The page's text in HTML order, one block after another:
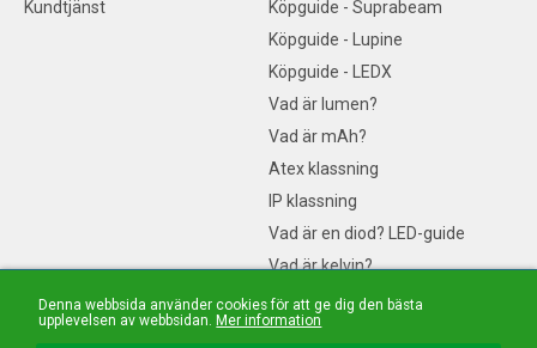
Denna webbsida använder cookies för att ge dig den bästa
upplevelsen av webbsidan.Mer information
Kundtjänst
Köpguide - Suprabeam
Köpguide - Lupine
Köpguide - LEDX
Vad är lumen?
Vad är mAh?
Atex klassning
IP klassning
Vad är en diod? LED-guide
Vad är kelvin?
Sociala medier
Följ oss på sociala medier!